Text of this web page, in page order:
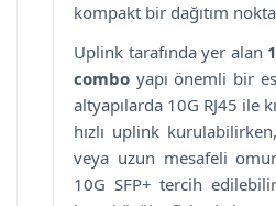
kompakt bir dağıtım
Uplink tarafında yer alan
combo yapı önemli bir
altyapılarda 10G RJ45 ile
hızlı uplink
veya uzun mesafeli
10G SFP+ tercih